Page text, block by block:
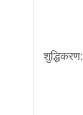
शुद्धिकरण: